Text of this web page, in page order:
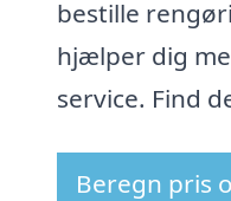
bestille
hjælper dig
service. Find
Beregn pris